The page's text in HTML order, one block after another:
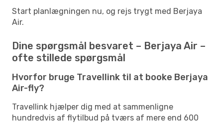
Start planlægningen nu, og rejs trygt med Berjaya
Air.
Dine spørgsmål besvaret – Berjaya Air –
ofte stillede spørgsmål
Hvorfor bruge Travellink til at booke Berjaya
Air-fly?
Travellink hjælper dig med at sammenligne
hundredvis af flytilbud på tværs af mere end 600